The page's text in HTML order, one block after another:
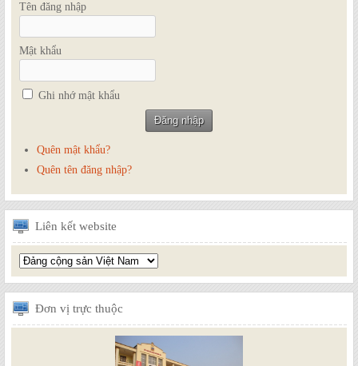
Tên đăng nhập
Mật khẩu
Ghi nhớ mật khẩu
Quên mật khẩu?
Quên tên đăng nhập?
Liên kết website
Đơn vị trực thuộc